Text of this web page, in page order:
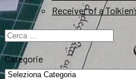
Receiver of a
Ricerca
per:
Categorie